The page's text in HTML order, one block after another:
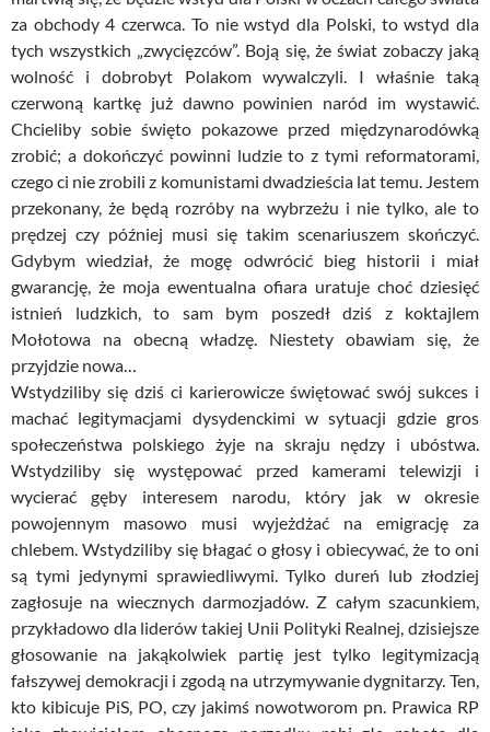
za obchody 4 czerwca. To nie wstyd dla Polski, to wstyd dla
tych wszystkich „zwycięzców”. Boją się, że świat zobaczy jaką
wolność i dobrobyt Polakom wywalczyli. I właśnie taką
czerwoną kartkę już dawno powinien naród im wystawić.
Chcieliby sobie święto pokazowe przed międzynarodówką
zrobić; a dokończyć powinni ludzie to z tymi reformatorami,
czego ci nie zrobili z komunistami dwadzieścia lat temu. Jestem
przekonany, że będą rozróby na wybrzeżu i nie tylko, ale to
prędzej czy później musi się takim scenariuszem skończyć.
Gdybym wiedział, że mogę odwrócić bieg historii i miał
gwarancję, że moja ewentualna ofiara uratuje choć dziesięć
istnień ludzkich, to sam bym poszedł dziś z koktajlem
Mołotowa na obecną władzę. Niestety obawiam się, że
przyjdzie nowa…
Wstydziliby się dziś ci karierowicze świętować swój sukces i
machać legitymacjami dysydenckimi w sytuacji gdzie gros
społeczeństwa polskiego żyje na skraju nędzy i ubóstwa.
Wstydziliby się występować przed kamerami telewizji i
wycierać gęby interesem narodu, który jak w okresie
powojennym masowo musi wyjeżdżać na emigrację za
chlebem. Wstydziliby się błagać o głosy i obiecywać, że to oni
są tymi jedynymi sprawiedliwymi. Tylko dureń lub złodziej
zagłosuje na wiecznych darmozjadów. Z całym szacunkiem,
przykładowo dla liderów takiej Unii Polityki Realnej, dzisiejsze
głosowanie na jakąkolwiek partię jest tylko legitymizacją
fałszywej demokracji i zgodą na utrzymywanie dygnitarzy. Ten,
kto kibicuje PiS, PO, czy jakimś nowotworom pn. Prawica RP